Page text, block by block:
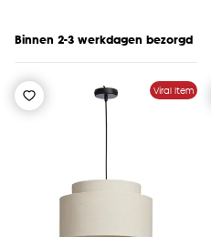
Binnen 2-3 werkdagen bezorgd
Viral Item